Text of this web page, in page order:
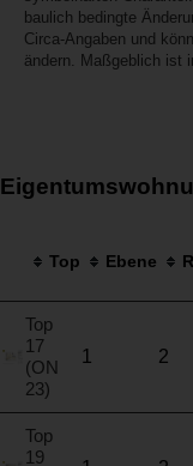
baulich bedingte
Circa-Angaben und
ändern. Maßgeblich ist
Top Ebene
Top
17
(ON
23)
1 2
Top
19